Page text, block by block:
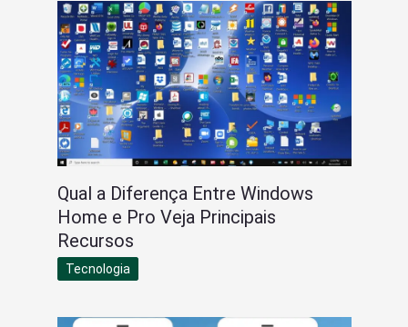
Qual a Diferença Entre Windows
Home e Pro Veja Principais
Recursos
Tecnologia